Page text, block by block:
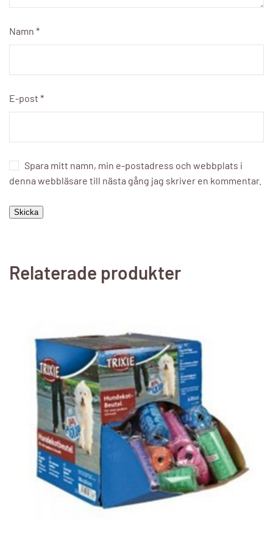
Namn *
E-post *
Spara mitt namn, min e-postadress och webbplats i
denna webbläsare till nästa gång jag skriver en kommentar.
Relaterade produkter